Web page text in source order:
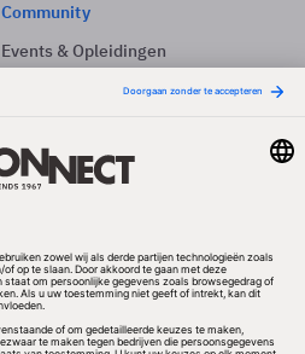
Community
Events & Opleidingen